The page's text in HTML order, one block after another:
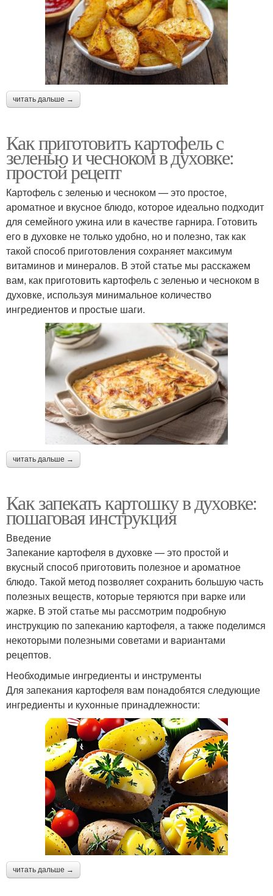
читать дальше →
Как приготовить картофель с
зеленью и чесноком в духовке:
простой рецепт
Картофель с зеленью и чесноком — это простое,
ароматное и вкусное блюдо, которое идеально подходит
для семейного ужина или в качестве гарнира. Готовить
его в духовке не только удобно, но и полезно, так как
такой способ приготовления сохраняет максимум
витаминов и минералов. В этой статье мы расскажем
вам, как приготовить картофель с зеленью и чесноком в
духовке, используя минимальное количество
ингредиентов и простые шаги.
читать дальше →
Как запекать картошку в духовке:
пошаговая инструкция
Введение
Запекание картофеля в духовке — это простой и
вкусный способ приготовить полезное и ароматное
блюдо. Такой метод позволяет сохранить большую часть
полезных веществ, которые теряются при варке или
жарке. В этой статье мы рассмотрим подробную
инструкцию по запеканию картофеля, а также поделимся
некоторыми полезными советами и вариантами
рецептов.
Необходимые ингредиенты и инструменты
Для запекания картофеля вам понадобятся следующие
ингредиенты и кухонные принадлежности:
читать дальше →